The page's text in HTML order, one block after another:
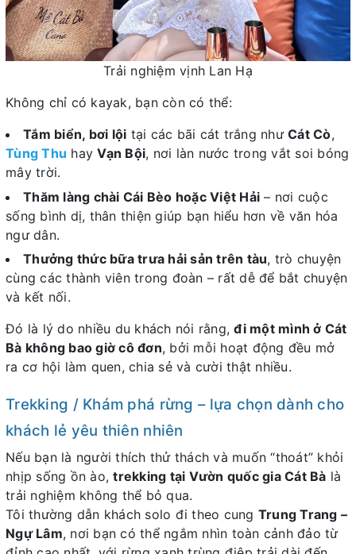
Trải nghiệm vịnh Lan Hạ
Không chỉ có kayak, bạn còn có thể:
Tắm biển, bơi lội tại các bãi cát trắng như Cát Cò,
Tùng Thu hayVạn Bội, nơi làn nước trong vắt soi bóng
mây trời.
Thăm làng chài Cái Bèo hoặc Việt Hải – nơi cuộc
sống bình dị, thân thiện giúp bạn hiểu hơn về văn hóa
ngư dân.
Thưởng thức bữa trưa hải sản trên tàu, trò chuyện
cùng các thành viên trong đoàn – rất dễ để bắt chuyện
và kết nối.
Đó là lý do nhiều du khách nói rằng,đi một mình ở Cát
Bà không bao giờ cô đơn, bởi mỗi hoạt động đều mở
ra cơ hội làm quen, chia sẻ và cười thật nhiều.
Trekking / Khám phá rừng – lựa chọn dành cho
khách lẻ yêu thiên nhiên
Nếu bạn là người thích thử thách và muốn “thoát” khỏi
nhịp sống ồn ào,trekking tại Vườn quốc gia Cát Bà là
trải nghiệm không thể bỏ qua.
Tôi thường dẫn khách solo đi theo cung Trung Trang –
Ngự Lâm, nơi bạn có thể ngắm nhìn toàn cảnh đảo từ